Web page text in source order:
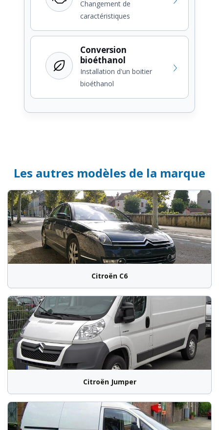
Changement de
caractéristiques
Conversion
bioéthanol
Installation d'un boitier
bioéthanol
Les autres modèles de la marque
Citroën C6
Citroën Jumper